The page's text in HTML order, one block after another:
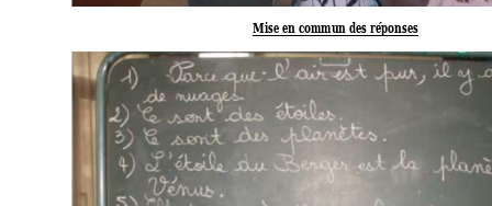
Mise en commun des réponses